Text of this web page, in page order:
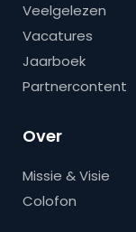
Veelgelezen
Vacatures
Jaarboek
Partnercontent
Over
Missie & Visie
Colofon